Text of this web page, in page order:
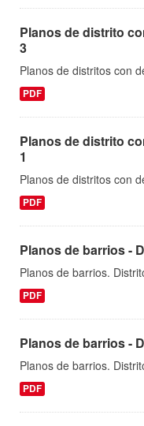
Planos de distrito
3
Planos de distritos con
PDF
Planos de distrito
1
Planos de distritos con
PDF
Planos de barrios -
Planos de barrios.
PDF
Planos de barrios -
Planos de barrios.
PDF